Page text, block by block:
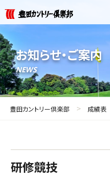
お知らせ・ご案内
NEWS
豊田カントリー倶楽部 > 成績表
研修競技